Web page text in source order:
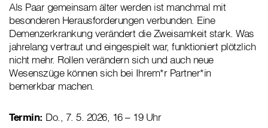
Als Paar gemeinsam älter werden ist manchmal mit
besonderen Herausforderungen verbunden. Eine
Demenzerkrankung verändert die Zweisamkeit stark. Was
jahrelang vertraut und eingespielt war, funktioniert plötzlich
nicht mehr. Rollen verändern sich und auch neue
Wesenszüge können sich bei Ihrem*r Partner*in
bemerkbar machen.
Termin: Do., 7. 5. 2026, 16 – 19 Uhr